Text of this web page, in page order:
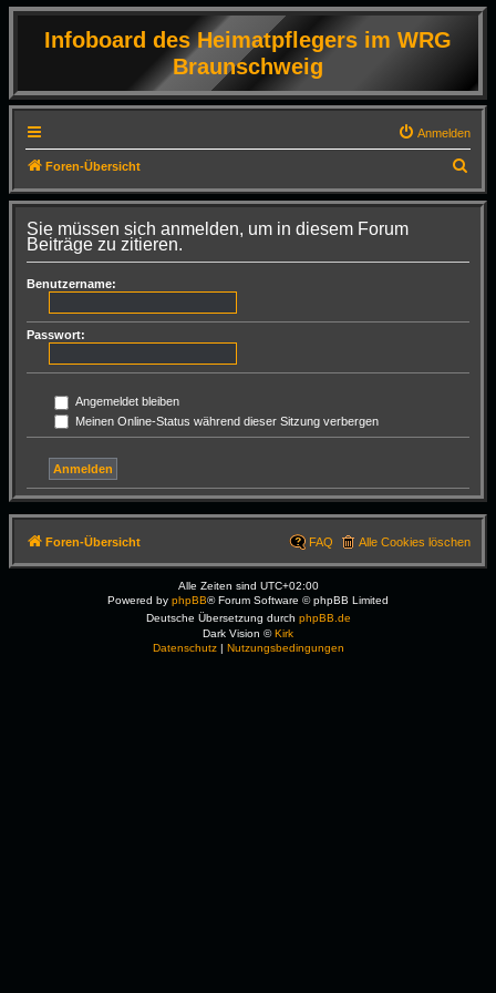
Infoboard des Heimatpflegers im WRG
Braunschweig
Anmelden
Foren-Übersicht
u
Sie müssen sich anmelden, um in diesem Forum
Beiträge zu zitieren.
Benutzername:
Passwort:
Angemeldet bleiben
Meinen Online-Status während dieser Sitzung verbergen
Foren-Übersicht Alle Cookies löschen
FAQ
Alle Zeiten sind UTC+02:00
Powered by phpBB® Forum Software © phpBB Limited
Deutsche Übersetzung durch phpBB.de
Dark Vision ©Kirk
Datenschutz| Nutzungsbedingungen